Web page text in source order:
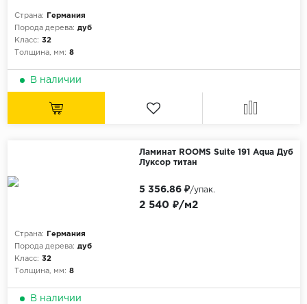
Страна:
Германия
Порода дерева: дуб
Класс: 32
Толщина, мм: 8
В наличии
Ламинат ROOMS Suite 191 Aqua Дуб
Луксор титан
Страна:
Германия
Порода дерева: дуб
Класс: 32
Толщина, мм: 8
2 540 ₽/м2
5 356.86 ₽/упак.
В наличии